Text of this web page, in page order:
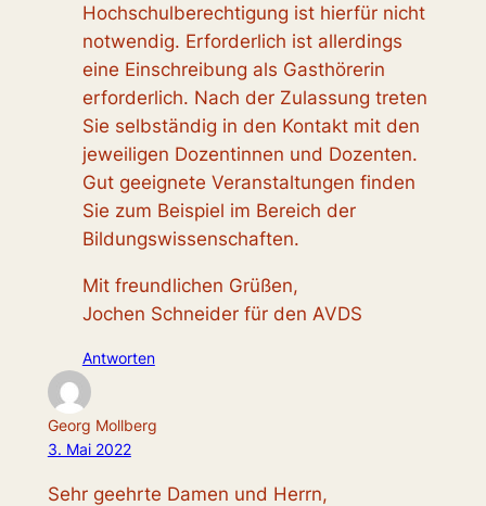
Hochschulberechtigung ist hierfür nicht
notwendig. Erforderlich ist allerdings
eine Einschreibung als Gasthörerin
erforderlich. Nach der Zulassung treten
Sie selbständig in den Kontakt mit den
jeweiligen Dozentinnen und Dozenten.
Gut geeignete Veranstaltungen finden
Sie zum Beispiel im Bereich der
Bildungswissenschaften.
Mit freundlichen Grüßen,
Jochen Schneider für den AVDS
Antworten
Georg Mollberg
3. Mai 2022
Sehr geehrte Damen und Herrn,